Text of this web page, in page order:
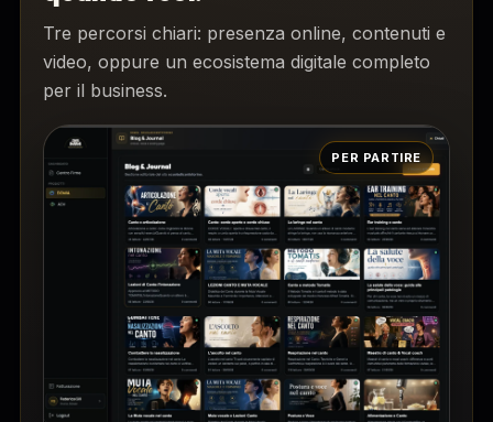
Tre percorsi chiari: presenza online, contenuti e
video, oppure un ecosistema digitale completo
per il business.
PER PARTIRE